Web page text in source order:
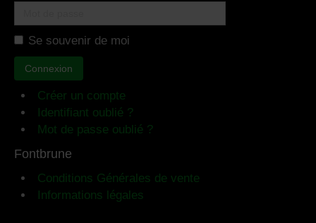
de
passeSe souvenir de moi
Connexion
Créer un compte
Identifiant oublié ?
Mot de passe oublié ?
Fontbrune
Conditions Générales de vente
Informations légales